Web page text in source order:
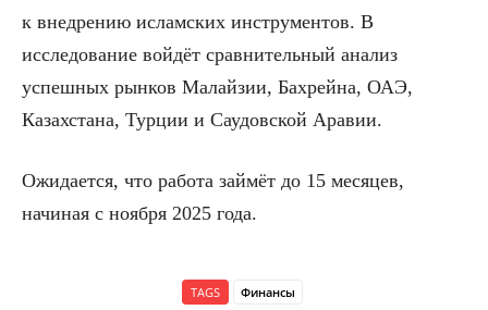
к внедрению исламских инструментов. В
исследование войдёт сравнительный анализ
успешных рынков Малайзии, Бахрейна, ОАЭ,
Казахстана, Турции и Саудовской Аравии.
Ожидается, что работа займёт до 15 месяцев,
начиная с ноября 2025 года.
TAGS Финансы